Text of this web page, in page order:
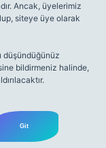
Ancak, üyelerimiz
siteye üye olarak
düşündüğünüz
bildirmeniz halinde,